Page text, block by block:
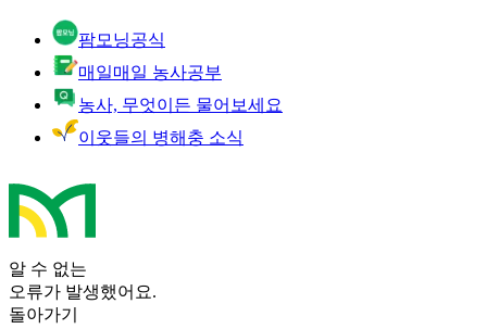
팜모닝공식
매일매일 농사공부
농사, 무엇이든 물어보세요
이웃들의 병해충 소식
알 수 없는
오류가 발생했어요.
돌아가기